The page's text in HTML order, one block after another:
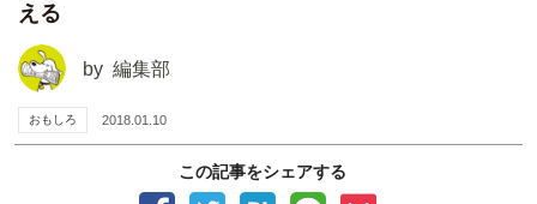
える
by 編集部
おもしろ 2018.01.10
この記事をシェアする